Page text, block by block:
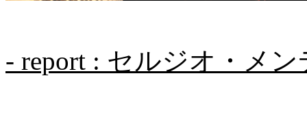
- report : セルジオ・メン